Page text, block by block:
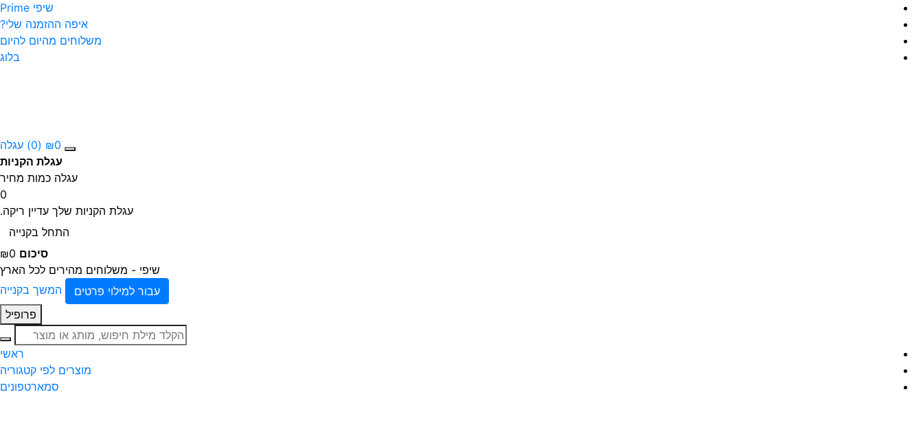
שיפי Prime
איפה ההזמנה שלי?
משלוחים מהיום להיום
בלוג
₪0
(0)
עגלה
עגלת הקניות
עגלה כמות מחיר
0
עגלת הקניות שלך עדיין ריקה.
התחל בקנייה
סיכום ₪0
שיפי - משלוחים מהירים לכל הארץ
עבור למילוי פרטים
המשך בקנייה
פרופיל
חיפוש
ראשי
מוצרים לפי קטגוריה
סמארטפונים